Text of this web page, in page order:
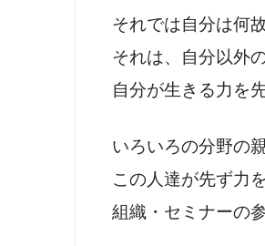
それでは自分は何
それは、自分以外
自分が生きる力を
いろいろの分野の
この人達が先ず力
組織・セミナーの